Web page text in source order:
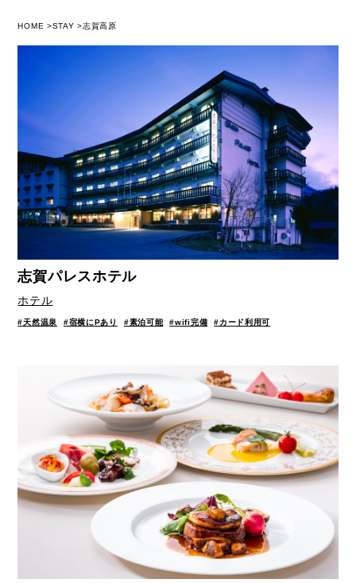
HOME STAY 志賀高原
志賀パレスホテル
ホテル
#天然温泉 #宿横にPあり #素泊可能 #wifi完備 #カード利用可